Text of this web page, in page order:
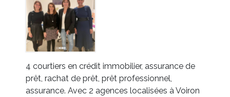
4 courtiers en crédit immobilier, assurance de
prêt, rachat de prêt, prêt professionnel,
assurance. Avec 2 agences localisées à Voiron